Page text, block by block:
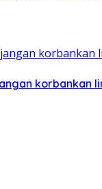
korbankan